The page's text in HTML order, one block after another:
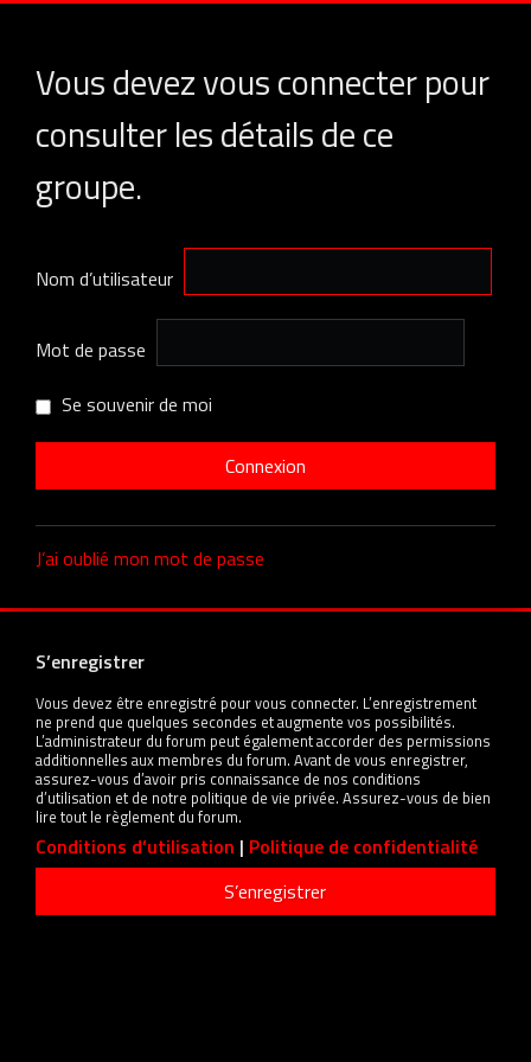
Vous devez vous connecter pour
consulter les détails de ce
groupe.
Nom d’utilisateur
Mot de passe
Se souvenir de moi
J’ai oublié mon mot de passe
S’enregistrer
Vous devez être enregistré pour vous connecter. L’enregistrement
ne prend que quelques secondes et augmente vos possibilités.
L’administrateur du forum peut également accorder des permissions
additionnelles aux membres du forum. Avant de vous enregistrer,
assurez-vous d’avoir pris connaissance de nos conditions
d’utilisation et de notre politique de vie privée. Assurez-vous de bien
lire tout le règlement du forum.
Conditions d’utilisation | Politique de confidentialité
S’enregistrer